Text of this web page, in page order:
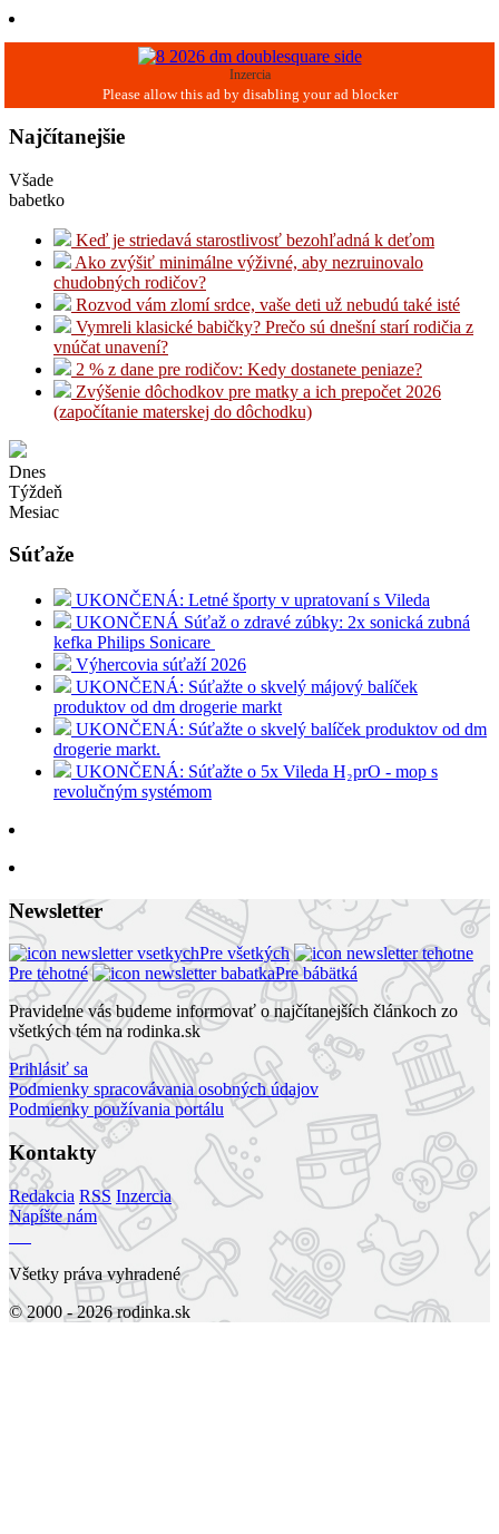
Inzercia
Najčítanejšie
Všade
babetko
Keď je striedavá starostlivosť bezohľadná k deťom
Ako zvýšiť minimálne výživné, aby nezruinovalo
chudobných rodičov?
Rozvod vám zlomí srdce, vaše deti už nebudú také isté
Vymreli klasické babičky? Prečo sú dnešní starí rodičia z
vnúčat unavení?
2 % z dane pre rodičov: Kedy dostanete peniaze?
Zvýšenie dôchodkov pre matky a ich prepočet 2026
(započítanie materskej do dôchodku)
Dnes
Týždeň
Mesiac
Súťaže
UKONČENÁ: Letné športy v upratovaní s Vileda
UKONČENÁ Súťaž o zdravé zúbky: 2x sonická zubná
kefka Philips Sonicare
Výhercovia súťaží 2026
UKONČENÁ: Súťažte o skvelý májový balíček
produktov od dm drogerie markt
UKONČENÁ: Súťažte o skvelý balíček produktov od dm
drogerie markt.
UKONČENÁ: Súťažte o 5x Vileda H₂prO - mop s
revolučným systémom
Newsletter
Pre všetkých
Pre tehotné
Pre bábätká
Pravidelne vás budeme informovať o najčítanejších článkoch zo
všetkých tém na rodinka.sk
Prihlásiť sa
Podmienky spracovávania osobných údajov
Podmienky používania portálu
Kontakty
Redakcia RSS Inzercia
Napíšte nám
Všetky práva vyhradené
© 2000 - 2026 rodinka.sk